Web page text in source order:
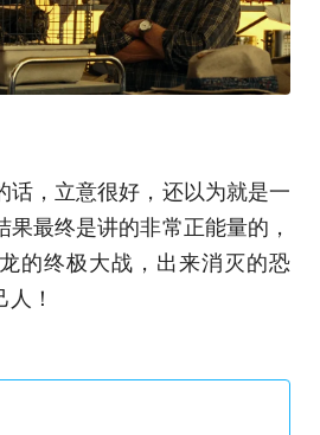
话，立意很好，还以为就是一
最终是讲的非常正能量的，
的终极大战，出来消灭的恐
！